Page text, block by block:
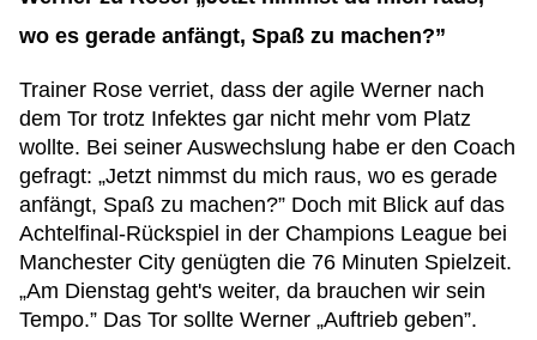
wo es gerade anfängt, Spaß zu machen?”
Trainer Rose verriet, dass der agile Werner nach
dem Tor trotz Infektes gar nicht mehr vom Platz
wollte. Bei seiner Auswechslung habe er den Coach
gefragt: „Jetzt nimmst du mich raus, wo es gerade
anfängt, Spaß zu machen?” Doch mit Blick auf das
Achtelfinal-Rückspiel in der Champions League bei
Manchester City genügten die 76 Minuten Spielzeit.
„Am Dienstag geht's weiter, da brauchen wir sein
Tempo.” Das Tor sollte Werner „Auftrieb geben”.